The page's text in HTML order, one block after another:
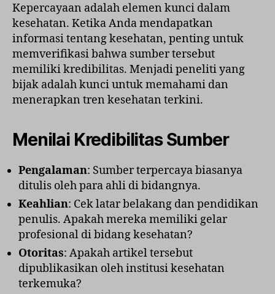
Kepercayaan adalah elemen kunci dalam
kesehatan. Ketika Anda mendapatkan
informasi tentang kesehatan, penting untuk
memverifikasi bahwa sumber tersebut
memiliki kredibilitas. Menjadi peneliti yang
bijak adalah kunci untuk memahami dan
menerapkan tren kesehatan terkini.
Menilai Kredibilitas Sumber
Pengalaman: Sumber terpercaya biasanya
ditulis oleh para ahli di bidangnya.
Keahlian: Cek latar belakang dan pendidikan
penulis. Apakah mereka memiliki gelar
profesional di bidang kesehatan?
Otoritas: Apakah artikel tersebut
dipublikasikan oleh institusi kesehatan
terkemuka?